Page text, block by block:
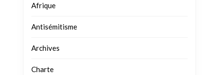
Afrique
Antisémitisme
Archives
Charte